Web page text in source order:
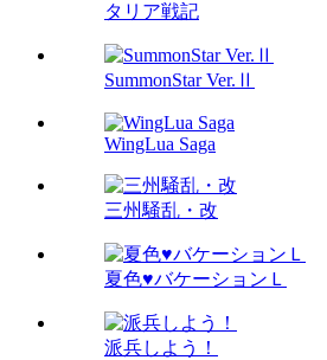
タリア戦記
SummonStar Ver.Ⅱ
WingLua Saga
三州騒乱・改
夏色♥バケーションＬ
派兵しよう！